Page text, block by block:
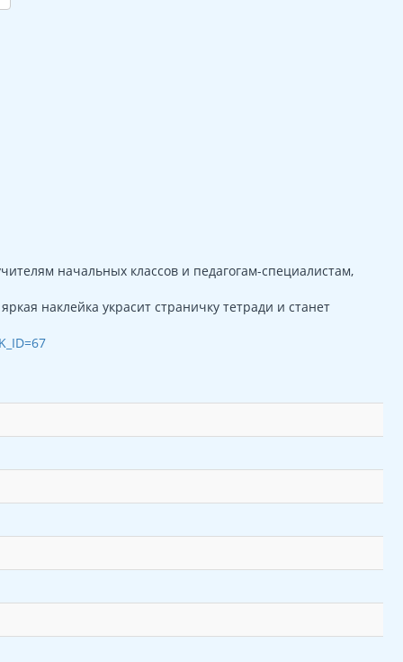
начальных классов и педагогам-специалистам,
наклейка украсит страничку тетради и станет